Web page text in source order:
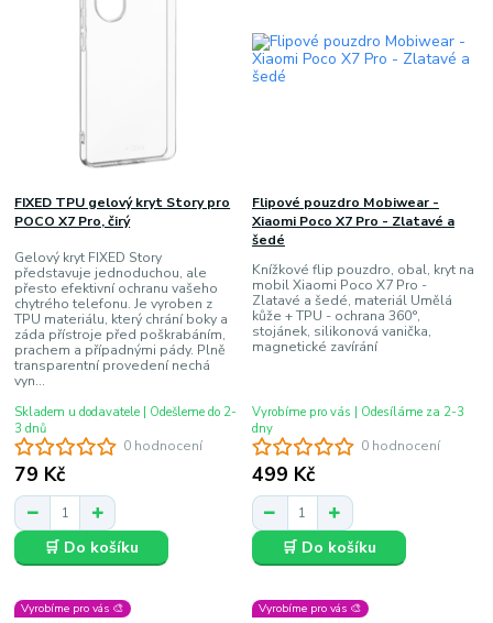
0 hodnocení
FIXED TPU gelový kryt Story pro
POCO X7 Pro, čirý
Gelový kryt FIXED Story
představuje jednoduchou, ale
přesto efektivní ochranu vašeho
chytrého telefonu. Je vyroben z
TPU materiálu, který chrání boky a
záda přístroje před poškrabáním,
prachem a případnými pády. Plně
transparentní provedení nechá
vyn...
79 Kč
Skladem u dodavatele | Odešleme do 2-
3 dnů
🛒 Do košíku
0 hodnocení
Flipové pouzdro Mobiwear -
Xiaomi Poco X7 Pro - Zlatavé a
šedé
Knížkové flip pouzdro, obal, kryt na
mobil Xiaomi Poco X7 Pro -
Zlatavé a šedé, materiál Umělá
kůže + TPU - ochrana 360°,
stojánek, silikonová vanička,
magnetické zavírání
499 Kč
Vyrobíme pro vás | Odesíláme za 2-3
dny
🛒 Do košíku
Vyrobíme pro vás 🎨 Vyrobíme pro vás 🎨